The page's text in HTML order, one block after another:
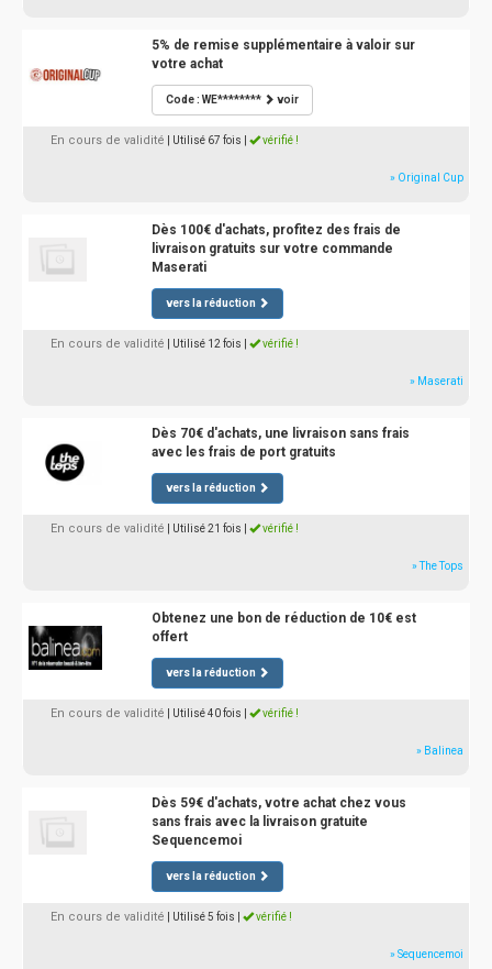
5% de remise supplémentaire à valoir sur
votre achat
Code : WE******** voir
En cours de validité | Utilisé 67 fois vérifié !
» Original Cup
Dès 100€ d'achats, profitez des frais de
livraison gratuits sur votre commande
Maserati
vers la réduction
En cours de validité | Utilisé 12 fois vérifié !
» Maserati
Dès 70€ d'achats, une livraison sans frais
avec les frais de port gratuits
vers la réduction
En cours de validité | Utilisé 21 fois vérifié !
» The Tops
Obtenez une bon de réduction de 10€ est
offert
vers la réduction
En cours de validité | Utilisé 40 fois vérifié !
» Balinea
Dès 59€ d'achats, votre achat chez vous
sans frais avec la livraison gratuite
Sequencemoi
vers la réduction
En cours de validité | Utilisé 5 fois vérifié !
» Sequencemoi